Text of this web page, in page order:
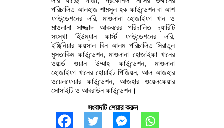
পরিচালিত আলহাজ শামসুল হক ফাউন্ডেশন বা আশ
ফাউন্ডেশনের লরি, মাওলানা হোজাইফা খান ও
মাওলানা সাজ্জাদ আকবরের পরিচালিত চ্যারিটি
সংস্থা হিউম্যান ফার্স্ট ফাউন্ডেশনের লরি,
ইঞ্জিনিয়ার ফয়সাল বিন আলম পরিচালিত সিরাতুল
মুসতাকিম ফাউন্ডেশন, মাওলানা হোজাইফা খানের
ওয়ার্ল্ড ওয়ান উম্মাহ ফাউন্ডেশন, মাওলানা
হোজাইফা খানের হোয়াইট পিজিয়ন, আল আজহার
ওয়েলফেয়ার ফাউন্ডেশন, আজহার ওয়েলফেয়ার
সোসাইটি ও আবরাউন ফাউন্ডেশন।
সংবাদটি শেয়ার করুন